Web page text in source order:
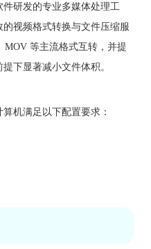
研发的专业多媒体处理工
视频格式转换与文件压缩服
等主流格式互转，并提
下显著减小文件体积。
机满足以下配置要求：